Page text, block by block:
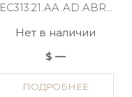
EC313.21.AA.AD.ABRUA
Нет в наличии
$ —
ПОДРОБНЕЕ